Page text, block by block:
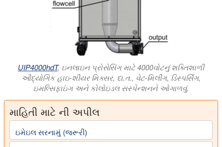
UIP4000hdT, ઇનલાઇન પ્રોસેસિંગ માટે 4000વોટનું શક્તિશાળી
ઔદ્યોગિક હાઇ-શીયર મિક્સર, દા.ત., વેટ-મિલીંગ, ડિસ્પર્સિંગ,
ઇમલ્સિફાઇંગ અને કોલોઇડલ સસ્પેન્શનને ઓગાળવું.
માહિતી માટે ની અપીલ
ઇમેઇલ સરનામું (જરૂરી)